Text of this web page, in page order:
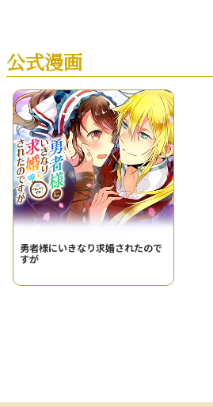
公式漫画
勇者様にいきなり求婚されたので
すが